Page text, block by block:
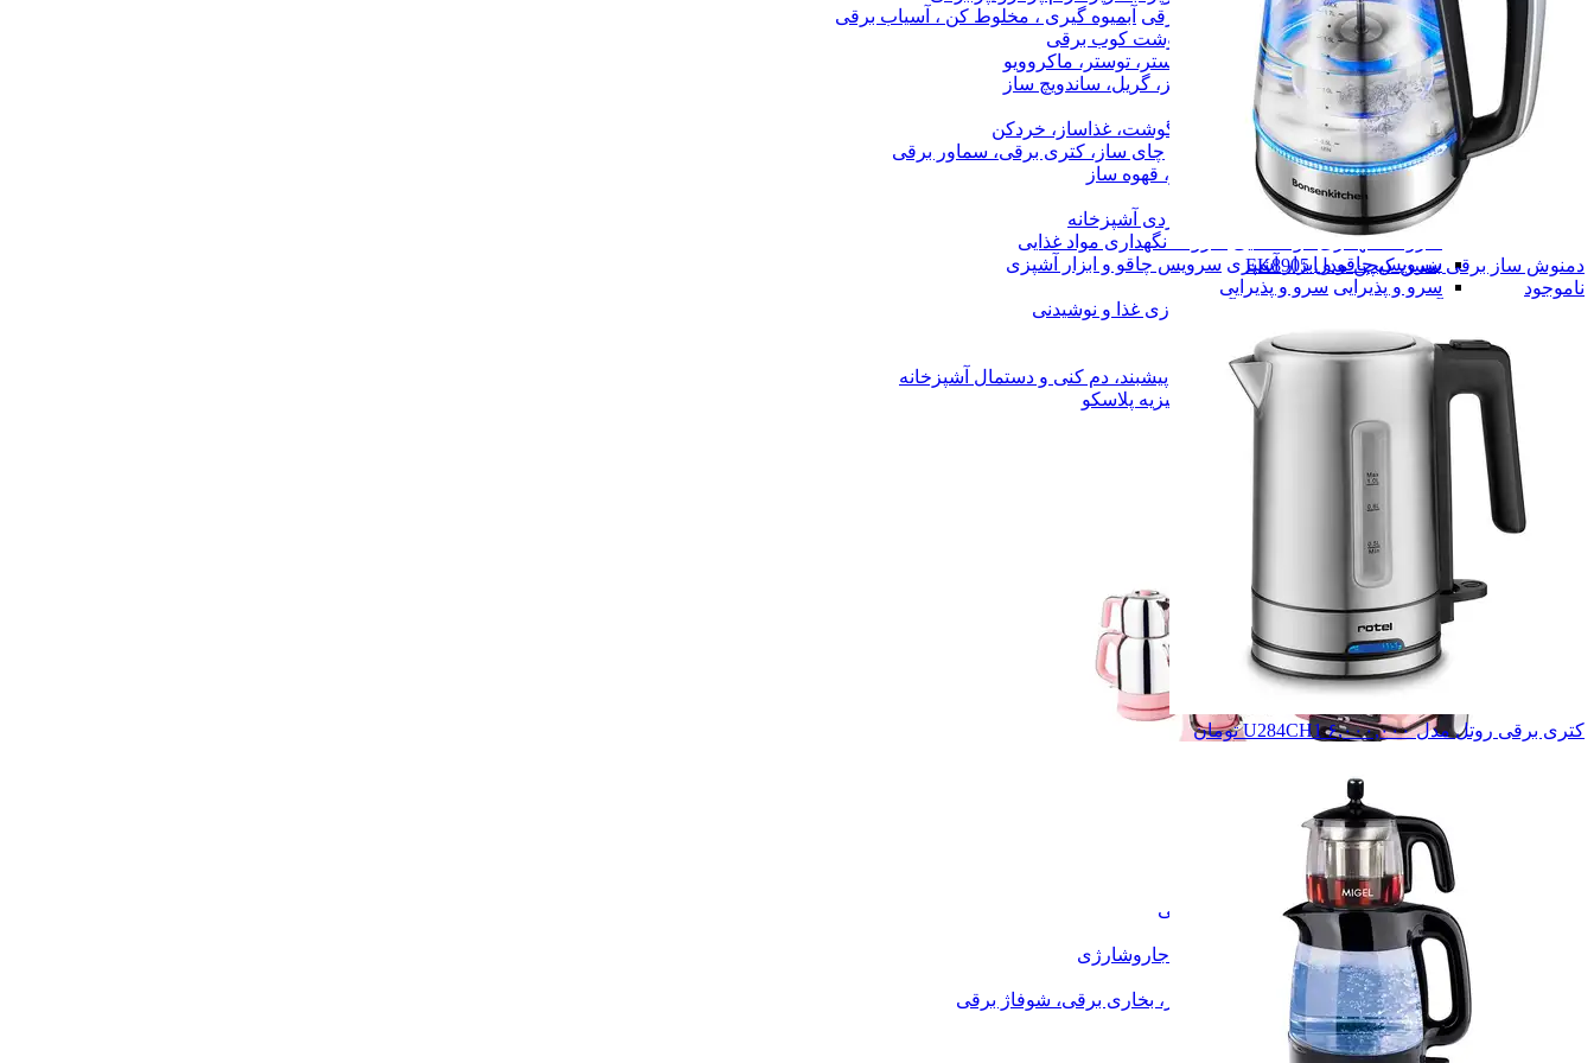
آبمیوه گیری ، مخلوط کن ، آسیاب برقی آبمیوه گیری ، مخلوط کن ، آسیاب برقی
همزن، گوشت کوب برقی
همزن، گوشت کوب برقی
آون توستر، توستر، ماکروویو
آون توستر، توستر، ماکروویو
کباب پز، گریل، ساندویچ ساز
کباب پز، گریل، ساندویچ ساز
سرخ کن، هواپز
سرخ کن، هواپز
چرخ گوشت، غذاساز، خردکن
چرخ گوشت، غذاساز، خردکن
چای ساز، کتری برقی، سماور برقی
چای ساز، کتری برقی، سماور برقی
اسپرسوساز، قهوه ساز
اسپرسوساز، قهوه ساز
لوازم برقی خاص لوازم برقی خاص
لوازم کاربردی آشپزخانه
لوازم کاربردی آشپزخانه
ظروف نگهداری مواد غذایی
ظروف نگهداری مواد غذایی
سرویس چاقو و ابزار آشپزی سرویس چاقو و ابزار آشپزی
سرو و پذیرایی سرو و پذیرایی
آماده سازی غذا و نوشیدنی
ترازو آشپزخانه ترازو آشپزخانه
ظروف پخت و پز ظروف پخت و پز
پیشبند، دم کنی و دستمال آشپزخانه
پیشبند، دم کنی و دستمال آشپزخانه
سرویس جهیزیه پلاسکو
بلور
لوازم آشپزخانه لوازم آشپزخانه
لوازم برقی خانگی لوازم برقی خانگی
اتو بخار
اتو بخار
جاروبرقی، جاروشارژی
جاروبرقی، جاروشارژی
پنکه، کولر پنکه، کولر
هیتر، بخاری برقی، شوفاژ برقی
هیتر، بخاری برقی، شوفاژ برقی
بخارشوی بخارشوی
آبسرد کن، یخچال آبسرد کن، یخچال
دمنوش ساز برقی بنسن کیچن مدل EK8905
ناموجود
کتری برقی روتل مدل U284CH1۶,۰۰۰,۰۰۰ تومان